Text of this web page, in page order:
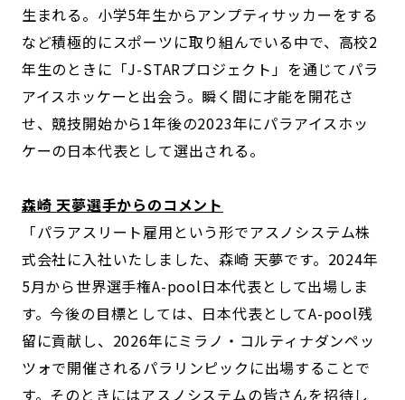
生まれる。小学5年生からアンプティサッカーをする
など積極的にスポーツに取り組んでいる中で、高校2
年生のときに「J-STARプロジェクト」を通じてパラ
アイスホッケーと出会う。瞬く間に才能を開花さ
せ、競技開始から1年後の2023年にパラアイスホッ
ケーの日本代表として選出される。
森崎 天夢選手からのコメント
「パラアスリート雇用という形でアスノシステム株
式会社に入社いたしました、森崎 天夢です。2024年
5月から世界選手権A-pool日本代表として出場しま
す。今後の目標としては、日本代表としてA-pool残
留に貢献し、2026年にミラノ・コルティナダンペッ
ツォで開催されるパラリンピックに出場することで
す。そのときにはアスノシステムの皆さんを招待し